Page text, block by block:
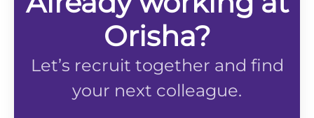
Orisha?
Let’s recruit together and find
your next colleague.